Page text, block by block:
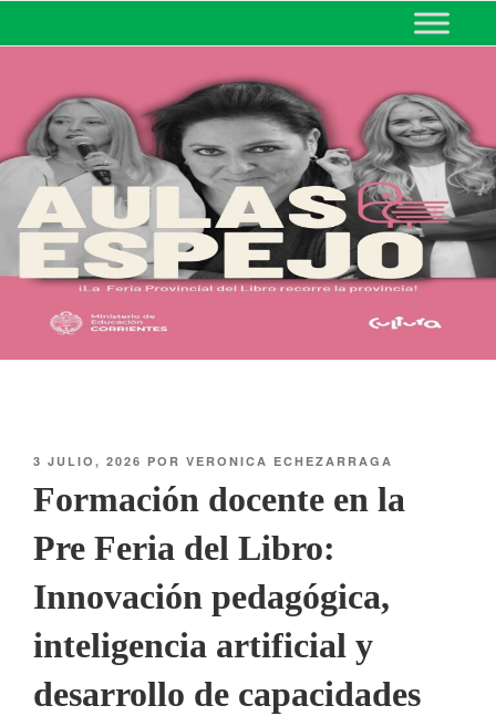
MINISTERIO DE EDUCACIÓN
DE CORRIENTES
3 JULIO, 2026 POR VERONICA ECHEZARRAGA
Formación docente en la
Pre Feria del Libro:
Innovación pedagógica,
inteligencia artificial y
desarrollo de capacidades